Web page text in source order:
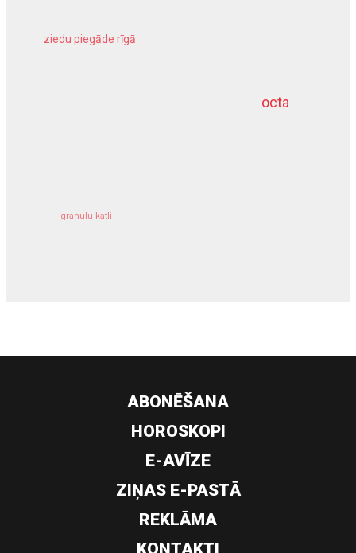
octa
ziedu piegāde rīgā
granulu katli
dziļurbums
ABONĒŠANA
HOROSKOPI
E-AVĪZE
ZIŅAS E-PASTĀ
REKLĀMA
KONTAKTI